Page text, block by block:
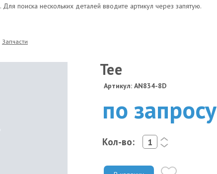
. Для поиска нескольких деталей вводите артикул через запятую.
Запчасти
Tee
Артикул: AN834-8D
по запросу
Кол-во:
<
>